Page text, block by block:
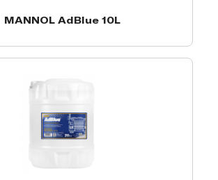
MANNOL AdBlue 10L